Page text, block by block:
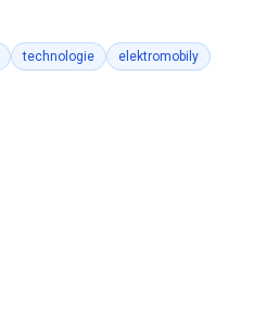
technologie elektromobily